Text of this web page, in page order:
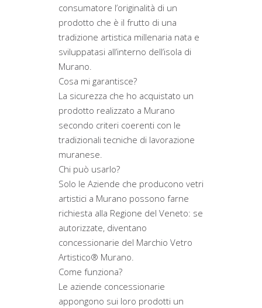
consumatore l’originalità di un
prodotto che è il frutto di una
tradizione artistica millenaria nata e
sviluppatasi all’interno dell’isola di
Murano.
Cosa mi garantisce?
La sicurezza che ho acquistato un
prodotto realizzato a Murano
secondo criteri coerenti con le
tradizionali tecniche di lavorazione
muranese.
Chi può usarlo?
Solo le Aziende che producono vetri
artistici a Murano possono farne
richiesta alla Regione del Veneto: se
autorizzate, diventano
concessionarie del Marchio Vetro
Artistico® Murano.
Come funziona?
Le aziende concessionarie
appongono sui loro prodotti un